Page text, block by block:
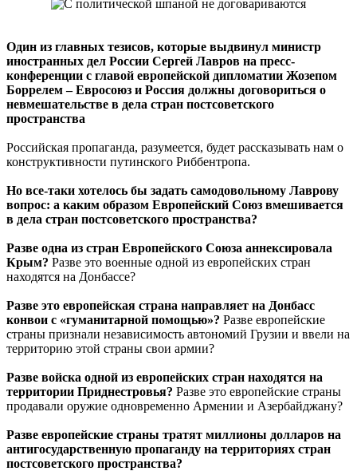
Один из главных тезисов, которые выдвинул министр
иностранных дел России Сергей Лавров на пресс-
конференции с главой европейской дипломатии Жозепом
Боррелем – Евросоюз и Россия должны договориться о
невмешательстве в дела стран постсоветского
пространства
Российская пропаганда, разумеется, будет рассказывать нам о
конструктивности путинского Риббентропа.
Но все-таки хотелось бы задать самодовольному Лаврову
вопрос: а каким образом Европейский Союз вмешивается
в дела стран постсоветского пространства?
Разве одна из стран Европейского Союза аннексировала
Крым? Разве это военные одной из европейских стран
находятся на Донбассе?
Разве это европейская страна направляет на Донбасс
конвои с «гуманитарной помощью»? Разве европейские
страны признали независимость автономий Грузии и ввели на
территорию этой страны свои армии?
Разве войска одной из европейских стран находятся на
территории Приднестровья? Разве это европейские страны
продавали оружие одновременно Армении и Азербайджану?
Разве европейские страны тратят миллионы долларов на
антигосударственную пропаганду на территориях стран
постсоветского пространства?